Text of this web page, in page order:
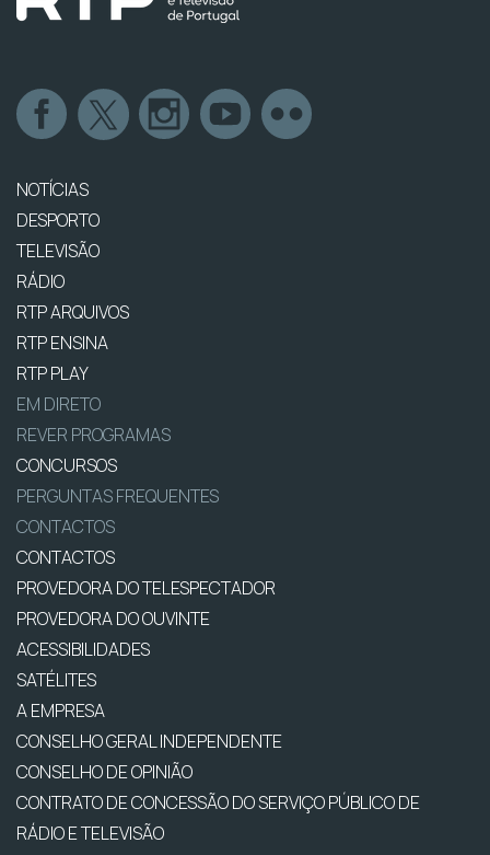
NOTÍCIAS
DESPORTO
TELEVISÃO
RÁDIO
RTP ARQUIVOS
RTP ENSINA
RTP PLAY
EM DIRETO
REVER PROGRAMAS
CONCURSOS
PERGUNTAS FREQUENTES
CONTACTOS
CONTACTOS
PROVEDORA DO TELESPECTADOR
PROVEDORA DO OUVINTE
ACESSIBILIDADES
SATÉLITES
A EMPRESA
CONSELHO GERAL INDEPENDENTE
CONSELHO DE OPINIÃO
CONTRATO DE CONCESSÃO DO SERVIÇO PÚBLICO DE
RÁDIO E TELEVISÃO